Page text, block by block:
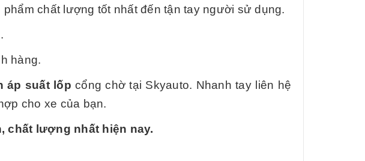
chất lượng tốt nhất đến tận tay người sử dụng.
hàng.
áp suất lốp cổng chờ tại Skyauto. Nhanh tay liên hệ
cho xe của bạn.
chất lượng nhất hiện nay.